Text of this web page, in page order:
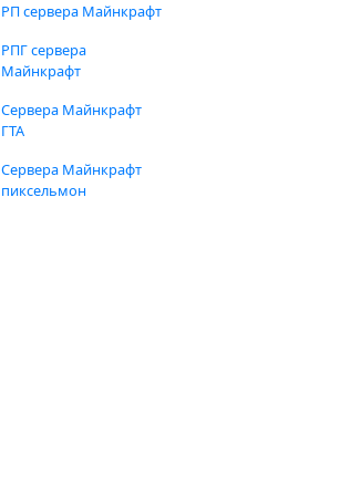
РП сервера Майнкрафт
РПГ сервера
Майнкрафт
Сервера Майнкрафт
ГТА
Сервера Майнкрафт
пиксельмон